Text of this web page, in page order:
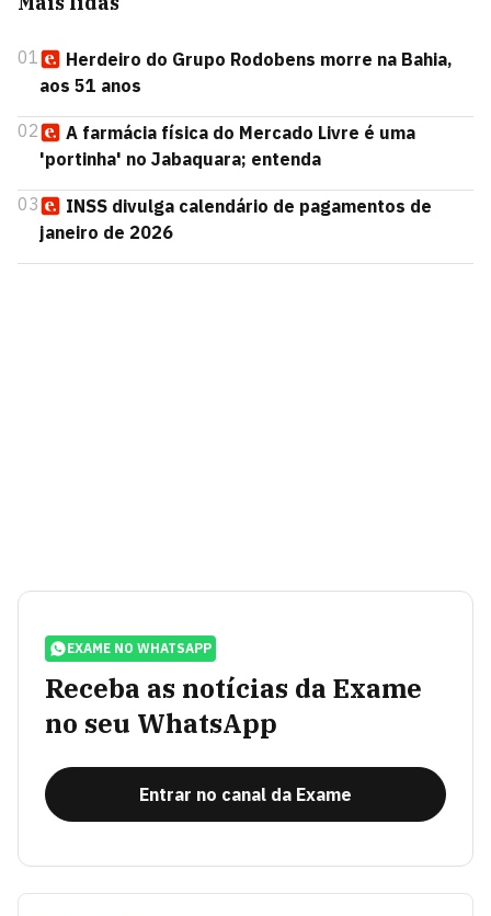
01
Herdeiro do Grupo Rodobens morre na Bahia,
aos 51 anos
02
A farmácia física do Mercado Livre é uma
'portinha' no Jabaquara; entenda
03
INSS divulga calendário de pagamentos de
janeiro de 2026
EXAME NO WHATSAPP
Receba as notícias da Exame
no seu WhatsApp
Entrar no canal da Exame